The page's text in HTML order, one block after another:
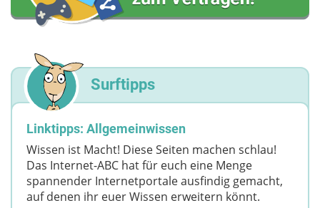
Surftipps
Linktipps: Allgemeinwissen
Wissen ist Macht! Diese Seiten machen schlau!
Das Internet-ABC hat für euch eine Menge
spannender Internetportale ausfindig gemacht,
auf denen ihr euer Wissen erweitern könnt.